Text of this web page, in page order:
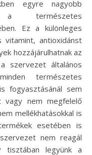
a természetes
Ez a különleges
vitamint, antioxidánst
hozzájárulhatnak az
szervezet általános
természetes
fogyasztásánál sem
nem megfelelő
mellékhatásokkal is
esetében is
nem reagál
tisztában legyünk a